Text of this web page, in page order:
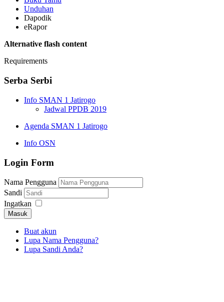
Unduhan
Dapodik
eRapor
Alternative flash content
Requirements
Serba Serbi
Info SMAN 1 Jatirogo
Jadwal PPDB 2019
Agenda SMAN 1 Jatirogo
Info OSN
Login Form
Nama Pengguna
Sandi
Ingatkan
Masuk
Buat akun
Lupa Nama Pengguna?
Lupa Sandi Anda?